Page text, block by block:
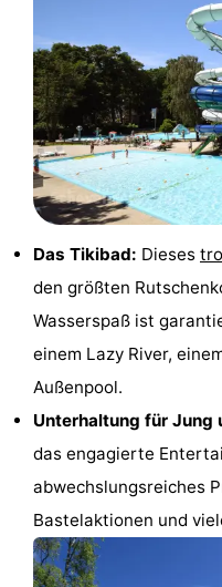
Parken
Reisebuchshop
Medizin
Adressen
Region
Nordholland
Natur
Schoorlse
Duinen
Bergen
aan
Zee
Bergen
Alkmaar
Egmond
Das Tikibad: Dieses
den größten
Wasserspaß ist
einem Lazy River,
Außenpool.
Unterhaltung für Jung
das engagierte
abwechslungsreiches
Bastelaktionen und